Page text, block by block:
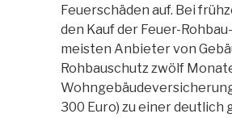
Feuerschäden auf. Bei
den Kauf der Feuer-
meisten Anbieter von
Rohbauschutz zwölf
300 Euro) zu einer deutlich